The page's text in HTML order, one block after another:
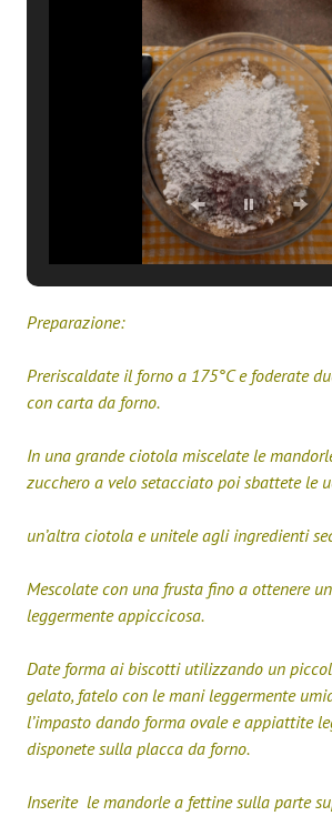
Preparazione:
Preriscaldate il forno a 175°C e foderate
con carta da forno.
In una grande ciotola miscelate le
zucchero a velo setacciato poi sbattete le
un’altra ciotola e unitele agli ingredienti
Mescolate con una frusta fino a ottenere
leggermente appiccicosa.
Date forma ai biscotti utilizzando un
gelato, fatelo con le mani leggermente
l’impasto dando forma ovale e appiattite
disponete sulla placca da forno.
Inserite le mandorle a fettine sulla parte